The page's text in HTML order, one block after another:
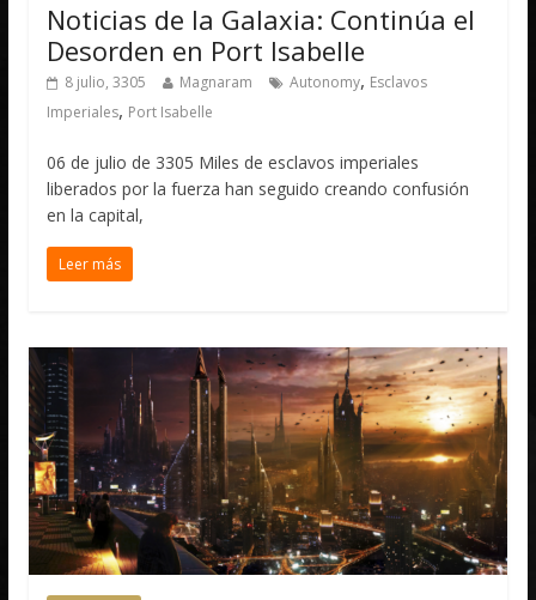
Noticias de la Galaxia: Continúa el
Desorden en Port Isabelle
8 julio, 3305 Magnaram Autonomy, Esclavos
Imperiales, Port Isabelle
06 de julio de 3305 Miles de esclavos imperiales
liberados por la fuerza han seguido creando confusión
en la capital,
Leer más